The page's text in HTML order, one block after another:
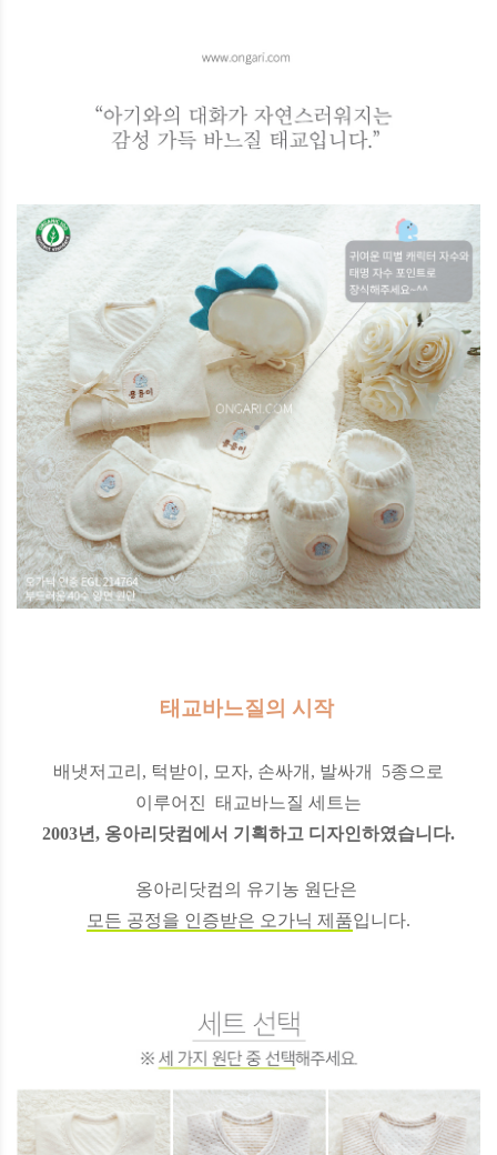
태교바느질의 시작
배냇저고리, 턱받이, 모자, 손싸개, 발싸개 5종으로
이루어진 태교바느질 세트는
2003년, 옹아리닷컴에서 기획하고 디자인하였습니다.
옹아리닷컴의 유기농 원단은
모든 공정을 인증받은 오가닉 제품입니다.